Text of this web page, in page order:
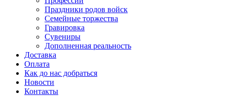
Праздники родов войск
Семейные торжества
Гравировка
Сувениры
Дополненная реальность
Доставка
Оплата
Как до нас добраться
Новости
Контакты